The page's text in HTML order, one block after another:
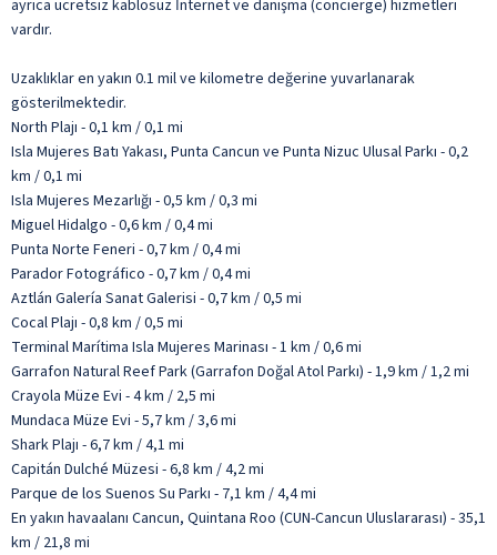
ayrıca ücretsiz kablosuz İnternet ve danışma (concierge) hizmetleri
vardır.
Uzaklıklar en yakın 0.1 mil ve kilometre değerine yuvarlanarak
gösterilmektedir.
North Plajı - 0,1 km / 0,1 mi
Isla Mujeres Batı Yakası, Punta Cancun ve Punta Nizuc Ulusal Parkı - 0,2
km / 0,1 mi
Isla Mujeres Mezarlığı - 0,5 km / 0,3 mi
Miguel Hidalgo - 0,6 km / 0,4 mi
Punta Norte Feneri - 0,7 km / 0,4 mi
Parador Fotográfico - 0,7 km / 0,4 mi
Aztlán Galería Sanat Galerisi - 0,7 km / 0,5 mi
Cocal Plajı - 0,8 km / 0,5 mi
Terminal Marítima Isla Mujeres Marinası - 1 km / 0,6 mi
Garrafon Natural Reef Park (Garrafon Doğal Atol Parkı) - 1,9 km / 1,2 mi
Crayola Müze Evi - 4 km / 2,5 mi
Mundaca Müze Evi - 5,7 km / 3,6 mi
Shark Plajı - 6,7 km / 4,1 mi
Capitán Dulché Müzesi - 6,8 km / 4,2 mi
Parque de los Suenos Su Parkı - 7,1 km / 4,4 mi
En yakın havaalanı Cancun, Quintana Roo (CUN-Cancun Uluslararası) - 35,1
km / 21,8 mi